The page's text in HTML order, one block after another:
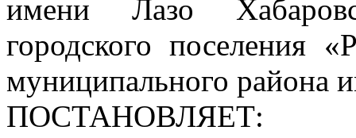
имени Лазо
городского поселения
муниципального района
ПОСТАНОВЛЯЕТ: